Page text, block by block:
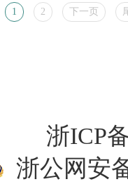
1 2 下一页
浙ICP
浙公网安